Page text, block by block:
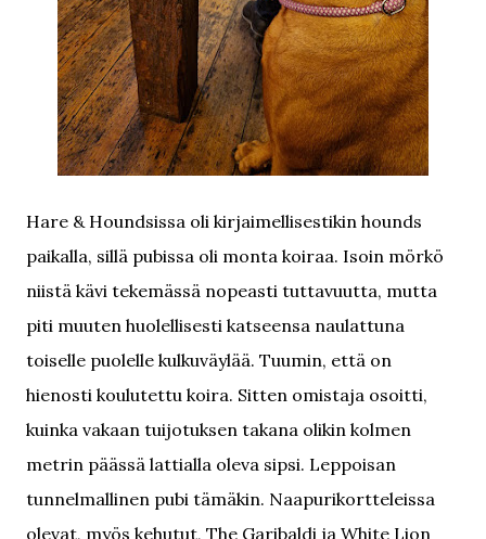
Hare & Houndsissa oli kirjaimellisestikin hounds
paikalla, sillä pubissa oli monta koiraa. Isoin mörkö
niistä kävi tekemässä nopeasti tuttavuutta, mutta
piti muuten huolellisesti katseensa naulattuna
toiselle puolelle kulkuväylää. Tuumin, että on
hienosti koulutettu koira. Sitten omistaja osoitti,
kuinka vakaan tuijotuksen takana olikin kolmen
metrin päässä lattialla oleva sipsi. Leppoisan
tunnelmallinen pubi tämäkin. Naapurikortteleissa
olevat, myös kehutut, The Garibaldi ja White Lion